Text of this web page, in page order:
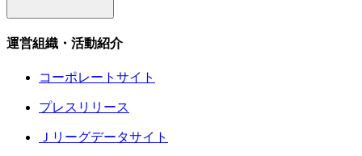
運営組織・活動紹介
コーポレートサイト
プレスリリース
Ｊリーグデータサイト